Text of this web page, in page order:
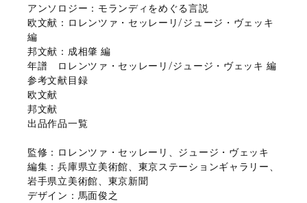
アンソロジー：モランディをめぐる言説
欧文献：ロレンツァ・セッレーリ/ジュージ・ヴェッキ
編
邦文献：成相肇 編
年譜 ロレンツァ・セッレーリ/ジュージ・ヴェッキ 編
参考文献目録
欧文献
邦文献
出品作品一覧
監修：ロレンツァ・セッレーリ、ジュージ・ヴェッキ
編集：兵庫県立美術館、東京ステーションギャラリー、
岩手県立美術館、東京新聞
デザイン：馬面俊之